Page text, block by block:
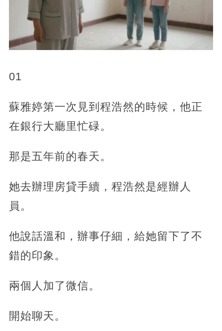
01
蘇雅婷第一次見到程浩然的時候，他正
在銀行大廳里忙碌。
那是五年前的春天。
她去辦理房貸手續，程浩然是經辦人
員。
他說話溫和，辦事仔細，給她留下了不
錯的印象。
兩個人加了微信。
開始聊天。